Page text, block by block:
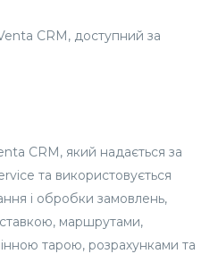
CRM, доступний за
CRM, який надається за
та використовується
і обробки замовлень,
маршрутами,
тарою, розрахунками та